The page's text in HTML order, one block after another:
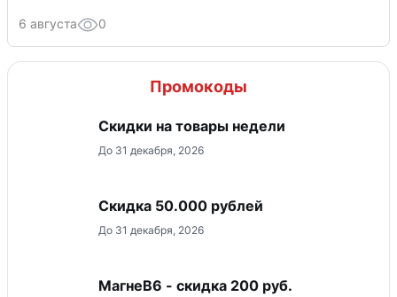
6 августа 0
Промокоды
Скидки на товары недели
До 31 декабря, 2026
Скидка 50.000 рублей
До 31 декабря, 2026
МагнеB6 - скидка 200 руб.